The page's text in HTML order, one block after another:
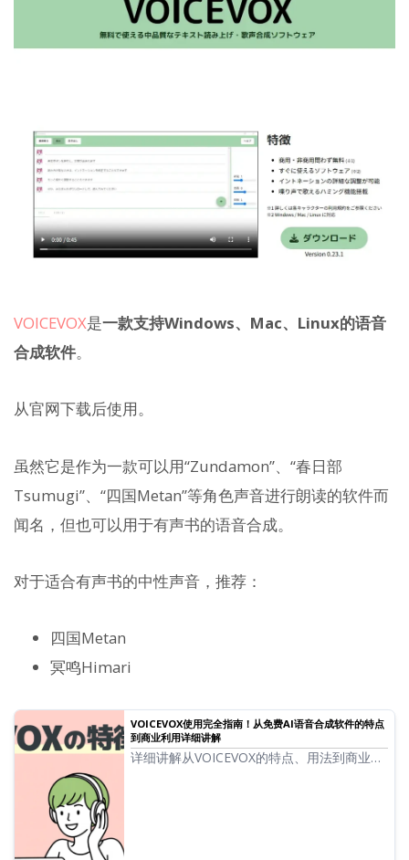
VOICEVOX是一款支持Windows、Mac、Linux的语音
合成软件。
从官网下载后使用。
虽然它是作为一款可以用“Zundamon”、“春日部
Tsumugi”、“四国Metan”等角色声音进行朗读的软件而
闻名，但也可以用于有声书的语音合成。
对于适合有声书的中性声音，推荐：
四国Metan
冥鸣Himari
VOICEVOX使用完全指南！从免费AI语音合成软件的特点
到商业利用详细讲解
详细讲解从VOICEVOX的特点、用法到商业利